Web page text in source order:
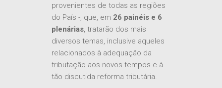
provenientes de todas as regiões
do País -, que, em 26 painéis e 6
plenárias, tratarão dos mais
diversos temas, inclusive aqueles
relacionados à adequação da
tributação aos novos tempos e à
tão discutida reforma tributária.